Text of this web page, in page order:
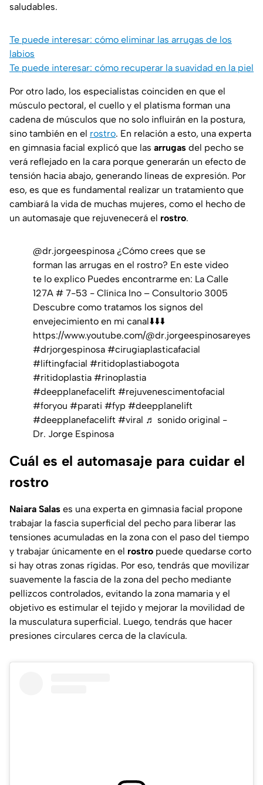
saludables.
Te puede interesar: cómo eliminar las arrugas de los
labios
Te puede interesar: cómo recuperar la suavidad en la piel
Por otro lado, los especialistas coinciden en que el
músculo pectoral, el cuello y el platisma forman una
cadena de músculos que no solo influirán en la postura,
sino también en el rostro. En relación a esto, una experta
en gimnasia facial explicó que las arrugas del pecho se
verá reflejado en la cara porque generarán un efecto de
tensión hacia abajo, generando líneas de expresión. Por
eso, es que es fundamental realizar un tratamiento que
cambiará la vida de muchas mujeres, como el hecho de
un automasaje que rejuvenecerá el rostro.
@dr.jorgeespinosa ¿Cómo crees que se
forman las arrugas en el rostro? En este video
te lo explico Puedes encontrarme en: La Calle
127A # 7-53 - Clínica Ino – Consultorio 3005
Descubre como tratamos los signos del
envejecimiento en mi canal⬇️⬇️⬇️
https://www.youtube.com/@dr.jorgeespinosareyes
#drjorgespinosa #cirugiaplasticafacial
#liftingfacial #ritidoplastiabogota
#ritidoplastia #rinoplastia
#deepplanefacelift #rejuvenescimentofacial
#foryou #parati #fyp #deepplanelift
#deepplanefacelift #viral ♬ sonido original -
Dr. Jorge Espinosa
Cuál es el automasaje para cuidar el
rostro
Naiara Salas es una experta en gimnasia facial propone
trabajar la fascia superficial del pecho para liberar las
tensiones acumuladas en la zona con el paso del tiempo
y trabajar únicamente en el rostro puede quedarse corto
si hay otras zonas rígidas. Por eso, tendrás que movilizar
suavemente la fascia de la zona del pecho mediante
pellizcos controlados, evitando la zona mamaria y el
objetivo es estimular el tejido y mejorar la movilidad de
la musculatura superficial. Luego, tendrás que hacer
presiones circulares cerca de la clavícula.